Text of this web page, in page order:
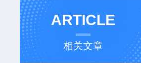
ARTICLE
相关文章